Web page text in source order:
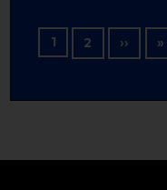
Stronicowanie
1 2 ›› »